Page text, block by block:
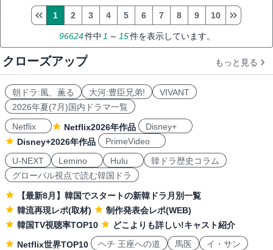
96624件中 1 ～ 15件を表示しています。
1 2 3 4 5 6 7 8 9 10
クローズアップ もっと見る
朝ドラ:風、薫る 大河:豊臣兄弟!
VIVANT
2026年夏(7月)国内ドラマ一覧
Netflix
Netflix2026年作品
Disney+
Disney+2026年作品
PrimeVideo
U-NEXT
Lemino Hulu
韓ドラ歴史コラム
グローバル視点で読む韓国ドラ
【最新8月】韓国でスタートの新韓ドラ月別一覧
韓流再現レポ(取材)
制作発表会レポ(WEB)
韓国TV視聴率TOP10
どこよりも詳しい!キャスト紹介
Netflix世界TOP10
ヘチ 王座への道 馬医
イ・サン